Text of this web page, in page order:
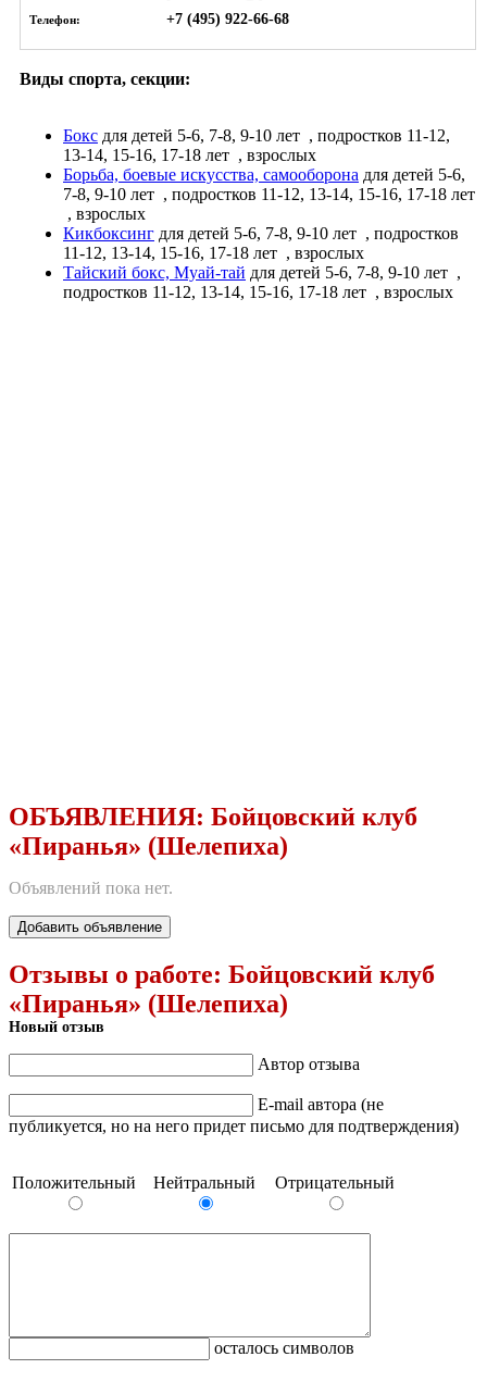
Телефон: +7 (495) 922-66-68
Виды спорта, секции:
Бокс для детей 5-6, 7-8, 9-10 лет , подростков 11-12,
13-14, 15-16, 17-18 лет , взрослых
Борьба, боевые искусства, самооборона для детей 5-6,
7-8, 9-10 лет , подростков 11-12, 13-14, 15-16, 17-18 лет
, взрослых
Кикбоксинг для детей 5-6, 7-8, 9-10 лет , подростков
11-12, 13-14, 15-16, 17-18 лет , взрослых
Тайский бокс, Муай-тай для детей 5-6, 7-8, 9-10 лет ,
подростков 11-12, 13-14, 15-16, 17-18 лет , взрослых
ОБЪЯВЛЕНИЯ: Бойцовский клуб
«Пиранья» (Шелепиха)
Объявлений пока нет.
Добавить объявление
Отзывы о работе: Бойцовский клуб
«Пиранья» (Шелепиха)
Новый отзыв
Автор отзыва
E-mail автора (не
публикуется, но на него придет письмо для подтверждения)
Положительный Нейтральный Отрицательный
осталось символов